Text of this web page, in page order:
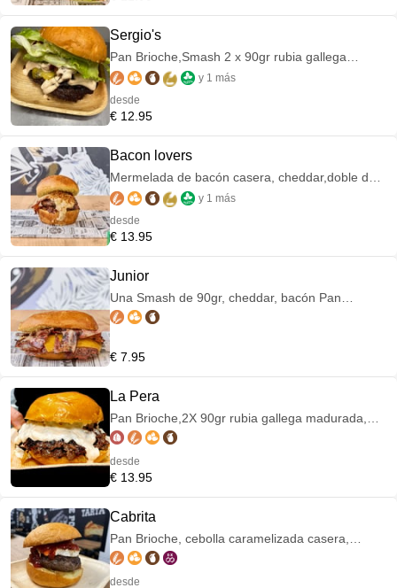
Sergio's
Pan Brioche,Smash 2 x 90gr rubia gallega
madurada, lechuga iceberg, cheddar, bacón,
y 1 más
desde
€ 12.95
Bacon lovers
Mermelada de bacón casera, cheddar,doble de
bacón,mayonesa de bacón casera y cebolla frita
y 1 más
desde
€ 13.95
Junior
Una Smash de 90gr, cheddar, bacón Pan
Brioche
€ 7.95
La Pera
Pan Brioche,2X 90gr rubia gallega madurada,
cebolla caramelizada con nueces,crema de
desde
€ 13.95
Cabrita
Pan Brioche, cebolla caramelizada casera,
medallón 180gr rubia gallega, medallón queso
desde